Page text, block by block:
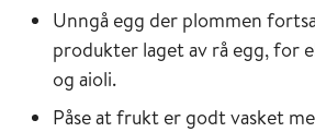
Unngå egg der plommen
produkter laget av rå egg, for
og aioli.
Påse at frukt er godt vasket